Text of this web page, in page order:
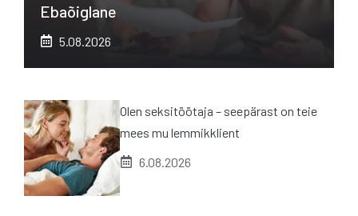
Ebaõiglane
5.08.2026
Olen seksitöötaja – seepärast on teie
mees mu lemmikklient
6.08.2026